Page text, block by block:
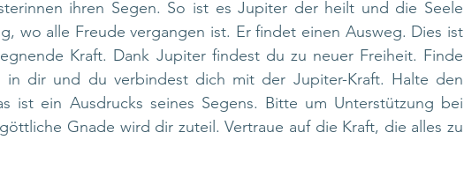
ihren Segen. So ist es Jupiter der heilt und die Seele
wo alle Freude vergangen ist. Er findet einen Ausweg. Dies ist
Kraft. Dank Jupiter findest du zu neuer Freiheit. Finde
in dir und du verbindest dich mit der Jupiter-Kraft. Halte den
ist ein Ausdrucks seines Segens. Bitte um Unterstützung bei
Gnade wird dir zuteil. Vertraue auf die Kraft, die alles zu